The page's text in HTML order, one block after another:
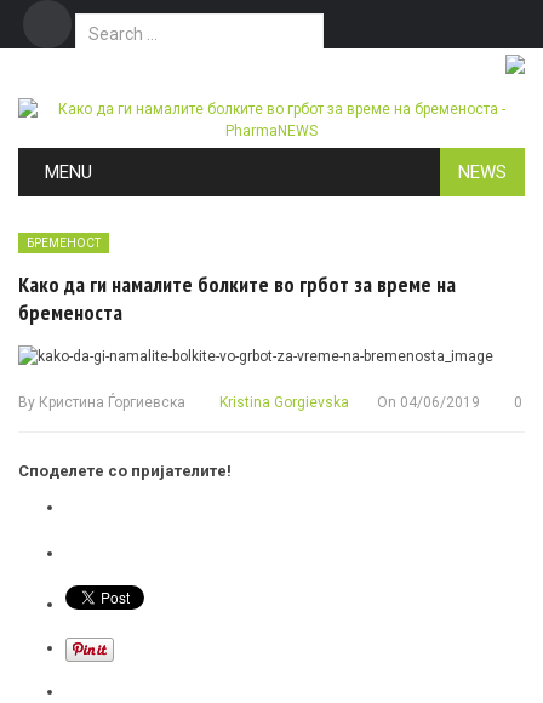
Search for:
MENU NEWS
БРЕМЕНОСТ
Како да ги намалите болките во грбот за време на
бременоста
By Кристина Ѓоргиевска Kristina Gorgievska On 04/06/2019 0
Споделете со пријателите!